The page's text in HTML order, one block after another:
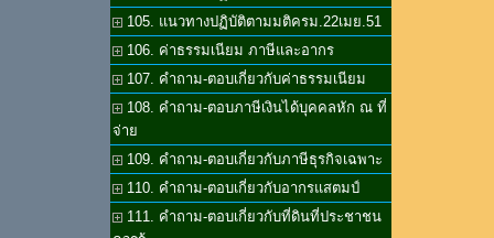
105. แนวทางปฏิบัติตามมติครม.22เมย.51
106. ค่าธรรมเนียม ภาษีและอากร
107. คำถาม-ตอบเกี่ยวกับค่าธรรมเนียม
108. คำถาม-ตอบภาษีเงินได้บุคคลหัก ณ ที่
จ่าย
109. คำถาม-ตอบเกี่ยวกับภาษีธุรกิจเฉพาะ
110. คำถาม-ตอบเกี่ยวกับอากรแสตมป์
111. คำถาม-ตอบเกี่ยวกับที่ดินที่ประชาชน